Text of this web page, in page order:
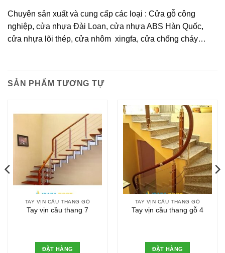
Chuyên sản xuất và cung cấp các loại : Cửa gỗ công
nghiệp, cửa nhựa Đài Loan, cửa nhựa ABS Hàn Quốc,
cửa nhựa lõi thép, cửa nhôm xingfa, cửa chống cháy…
SẢN PHẨM TƯƠNG TỰ
TAY VỊN CẦU THANG GỖ
Tay vịn cầu thang 7
ĐẶT HÀNG
TAY VỊN CẦU THANG GỖ
Tay vịn cầu thang gỗ 4
ĐẶT HÀNG